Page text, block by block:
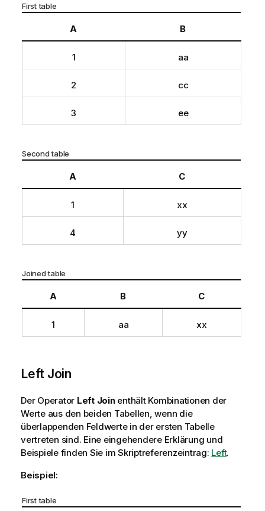
First table
A B
1 aa
2 cc
3 ee
Second table
A C
1 xx
4 yy
Joined table
A B C
1 aa xx
Left Join
Der Operator Left Joinenthält Kombinationen der
Werte aus den beiden Tabellen, wenn die
überlappenden Feldwerte in der ersten Tabelle
vertreten sind. Eine eingehendere Erklärung und
Beispiele finden Sie im Skriptreferenzeintrag: Left.
Beispiel:
First table